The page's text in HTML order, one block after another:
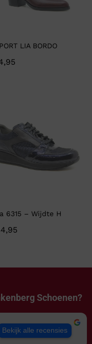
LIA BORDO
6315 – Wijdte H
Schoenen?
Bekijk alle recensies